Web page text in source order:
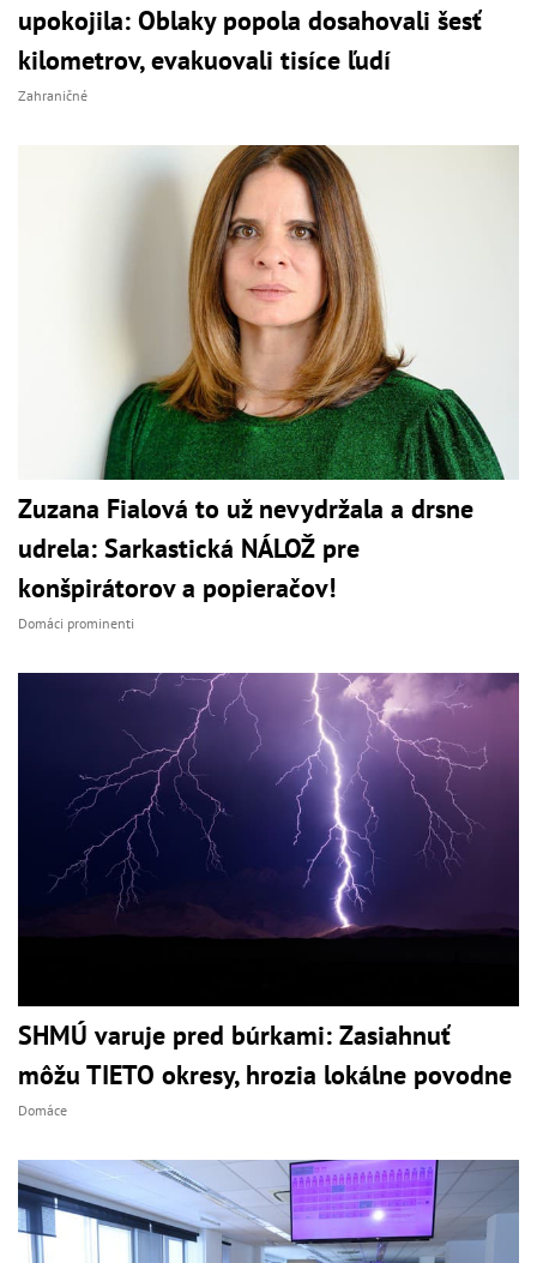
upokojila: Oblaky popola dosahovali šesť
kilometrov, evakuovali tisíce ľudí
Zahraničné
Zuzana Fialová to už nevydržala a drsne
udrela: Sarkastická NÁLOŽ pre
konšpirátorov a popieračov!
Domáci prominenti
SHMÚ varuje pred búrkami: Zasiahnuť
môžu TIETO okresy, hrozia lokálne povodne
Domáce